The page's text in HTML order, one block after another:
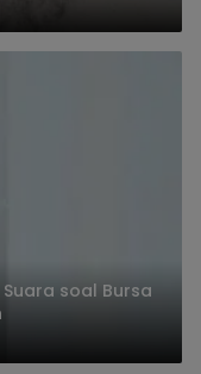
Suara soal Bursa